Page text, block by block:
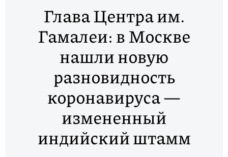
Глава Центра им.
Гамалеи: в Москве
нашли новую
разновидность
коронавируса —
измененный
индийский штамм